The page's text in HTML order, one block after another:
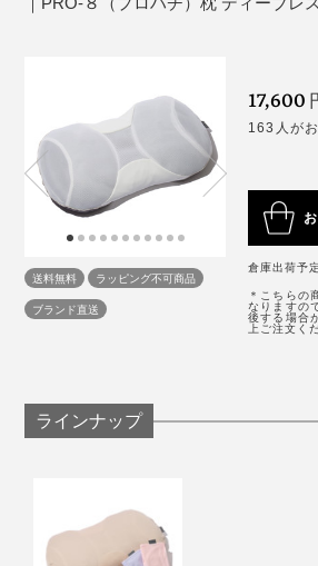
枕の下層には、アタマの重みをしっ
る、「エアTOM」のパイプビーズが
硬めの感触ですが、ほどよい弾力も
た張りを感じました。そして、10分
しかたなく、右横を向きましたが、
いても、なんか違う……何回か左右
寝つけました。
そうか、“プロハチ”のほうが、横向
これはあらためて発見でした。
送料無料
ラッピング不可商品
ブランド直送
17,600
163人が
倉庫出荷予
＊こちらの
なりますの
後する場合
上ご注文く
ラインナップ